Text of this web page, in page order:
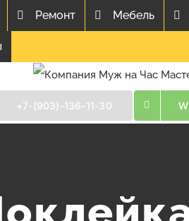
Ремонт Мебель
+7-(903)-136-11-30